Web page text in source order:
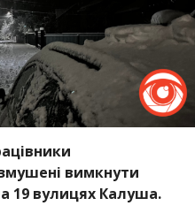
вимкнути
19 вулицях Калуша.